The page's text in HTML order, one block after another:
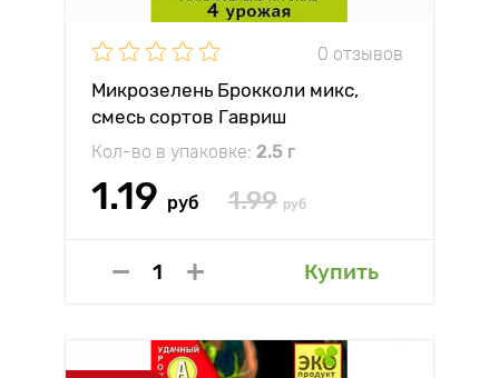
0 отзывов
Микрозелень Брокколи микс,
смесь сортов Гавриш
Кол-во в упаковке: 2.5 г
1.19 руб 1.99 руб
Купить